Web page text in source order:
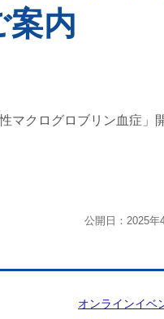
案内
マクログロブリン血症」
公開日：2025
オンラインイベ